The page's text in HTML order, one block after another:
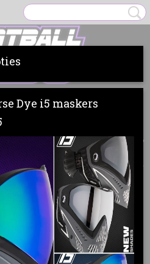
Geen producten
& PARTS>DYE BWING21 DSR
Dye i5 maskers